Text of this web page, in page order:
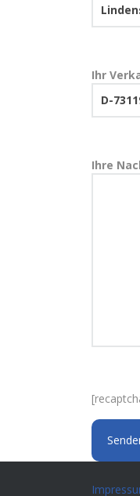
Ihr
Ihre